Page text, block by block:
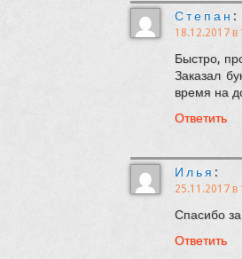
Степан :
18.12.2017 в
Быстро,
Заказал
время на
Ответить
Илья :
25.11.2017 в
Спасибо
Ответить